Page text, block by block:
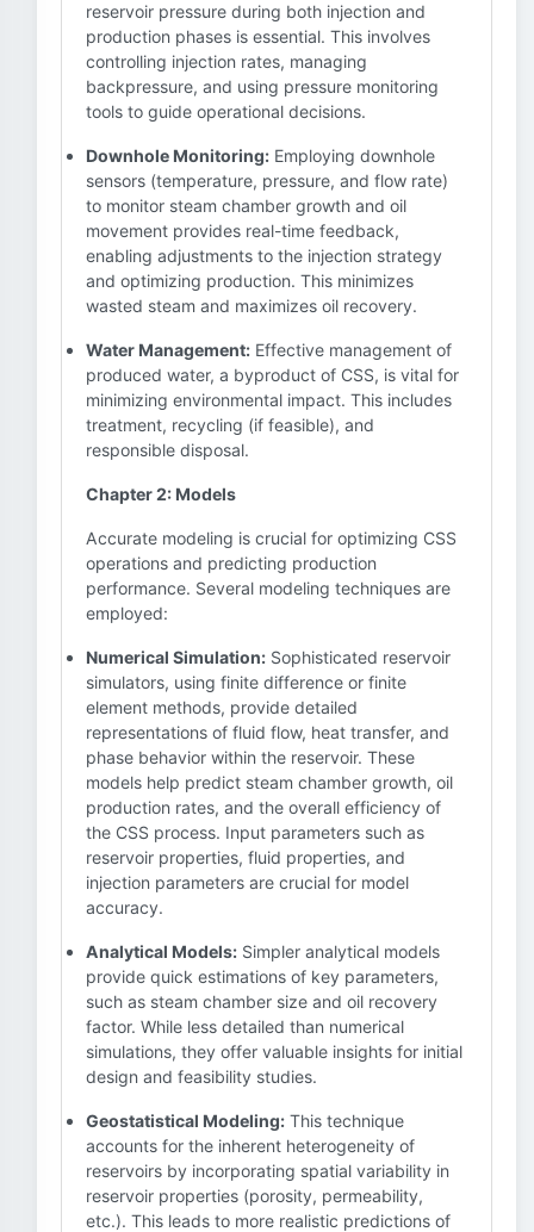
reservoir pressure during both injection and
production phases is essential. This involves
controlling injection rates, managing
backpressure, and using pressure monitoring
tools to guide operational decisions.
Downhole Monitoring: Employing downhole
sensors (temperature, pressure, and flow rate)
to monitor steam chamber growth and oil
movement provides real-time feedback,
enabling adjustments to the injection strategy
and optimizing production. This minimizes
wasted steam and maximizes oil recovery.
Water Management: Effective management of
produced water, a byproduct of CSS, is vital for
minimizing environmental impact. This includes
treatment, recycling (if feasible), and
responsible disposal.
Chapter 2: Models
Accurate modeling is crucial for optimizing CSS
operations and predicting production
performance. Several modeling techniques are
employed:
Numerical Simulation: Sophisticated reservoir
simulators, using finite difference or finite
element methods, provide detailed
representations of fluid flow, heat transfer, and
phase behavior within the reservoir. These
models help predict steam chamber growth, oil
production rates, and the overall efficiency of
the CSS process. Input parameters such as
reservoir properties, fluid properties, and
injection parameters are crucial for model
accuracy.
Analytical Models: Simpler analytical models
provide quick estimations of key parameters,
such as steam chamber size and oil recovery
factor. While less detailed than numerical
simulations, they offer valuable insights for initial
design and feasibility studies.
Geostatistical Modeling: This technique
accounts for the inherent heterogeneity of
reservoirs by incorporating spatial variability in
reservoir properties (porosity, permeability,
etc.). This leads to more realistic predictions of